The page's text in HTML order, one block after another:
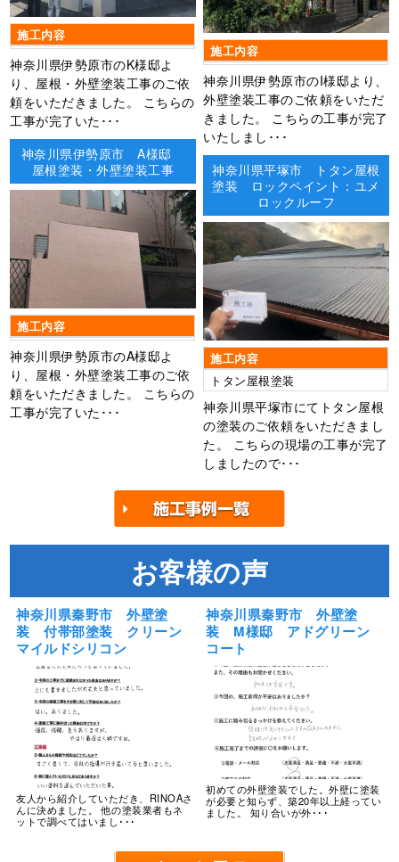
施工内容
神奈川県伊勢原市のK様邸よ
り、屋根・外壁塗装工事のご依
頼をいただきました。 こちらの
工事が完了いた･･･
施工内容
神奈川県伊勢原市のI様邸より、
外壁塗装工事のご依頼をいただ
きました。 こちらの工事が完了
いたしまし･･･
神奈川県伊勢原市 A様邸
屋根塗装・外壁塗装工事
施工内容
神奈川県伊勢原市のA様邸よ
り、屋根・外壁塗装工事のご依
頼をいただきました。 こちらの
工事が完了いた･･･
神奈川県平塚市 トタン屋根
塗装 ロックペイント：ユメ
ロックルーフ
施工内容
トタン屋根塗装
神奈川県平塚市にてトタン屋根
の塗装のご依頼をいただきまし
た。 こちらの現場の工事が完了
しましたので･･･
お客様の声
神奈川県秦野市 外壁塗
装 付帯部塗装 クリーン
マイルドシリコン
友人から紹介していただき、RINOAさ
んに決めました。 他の塗装業者もネ
ットで調べてはいまし･･･
神奈川県秦野市 外壁塗
装 M様邸 アドグリーン
コート
初めての外壁塗装でした。外壁に塗装
が必要と知らず、築20年以上経ってい
ました。 知り合いが外･･･